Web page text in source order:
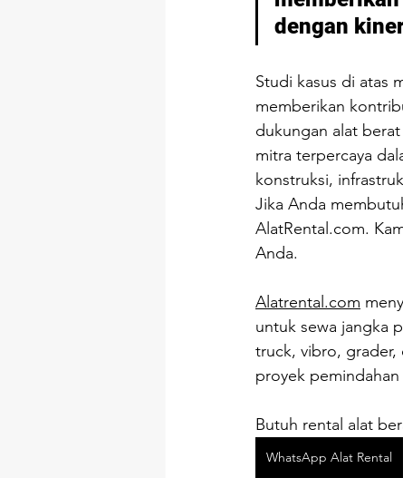
dengan
Studi kasus di atas
memberikan
dukungan alat
mitra terpercaya
konstruksi,
Jika Anda
AlatRental.com.
Anda.
Alatrental.com
untuk sewa jangka
truck, vibro, grader,
proyek pemindahan
Butuh rental alat
WhatsApp Alat Rental